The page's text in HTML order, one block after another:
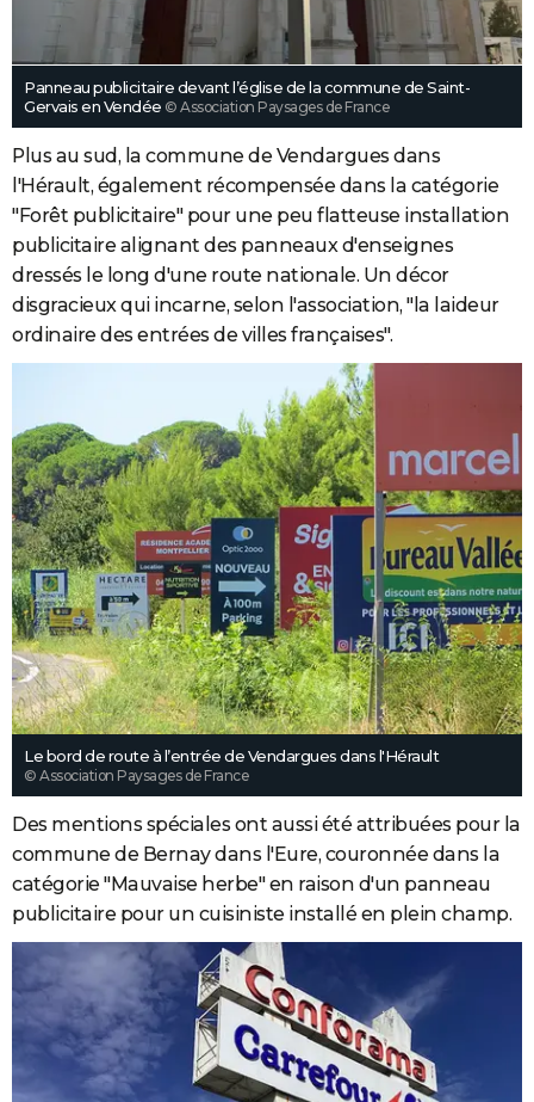
Panneau publicitaire devant l’église de la commune de Saint-
Gervais en Vendée © Association Paysages de France
Plus au sud, la commune de Vendargues dans
l'Hérault, également récompensée dans la catégorie
"Forêt publicitaire" pour une peu flatteuse installation
publicitaire alignant des panneaux d'enseignes
dressés le long d'une route nationale. Un décor
disgracieux qui incarne, selon l'association, "la laideur
ordinaire des entrées de villes françaises".
Le bord de route à l’entrée de Vendargues dans l'Hérault
© Association Paysages de France
Des mentions spéciales ont aussi été attribuées pour la
commune de Bernay dans l'Eure, couronnée dans la
catégorie "Mauvaise herbe" en raison d'un panneau
publicitaire pour un cuisiniste installé en plein champ.